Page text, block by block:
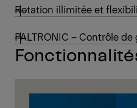
Rotation illimitée et
PALTRONIC – Contrôle